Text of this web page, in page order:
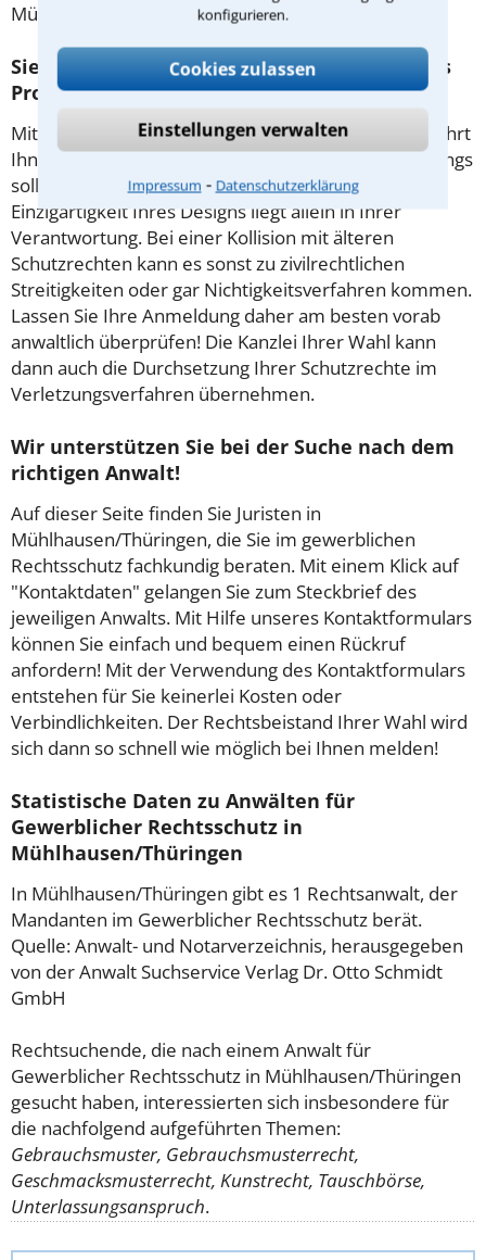
konfigurieren.
Cookies zulassen
Einstellungen verwalten
Impressum ⁃ Datenschutzerklärung
Mühlhausen/Thüringeneinholen.
Sie möchten Farbe, Form oder Material Ihres
Produktes schützen?
Mit der Eintragung eines Geschmacksmusters gewährt
Ihnen das DPMA ein Monopol auf Ihr Design. Allerdings
sollten sie vorsichtig sein: Die Recherche über die
Einzigartigkeit Ihres Designs liegt allein in Ihrer
Verantwortung. Bei einer Kollision mit älteren
Schutzrechten kann es sonst zu zivilrechtlichen
Streitigkeiten oder gar Nichtigkeitsverfahren kommen.
Lassen Sie Ihre Anmeldung daher am besten vorab
anwaltlich überprüfen! Die Kanzlei Ihrer Wahl kann
dann auch die Durchsetzung Ihrer Schutzrechte im
Verletzungsverfahren übernehmen.
Wir unterstützen Sie bei der Suche nach dem
richtigen Anwalt!
Auf dieser Seite finden Sie Juristen in
Mühlhausen/Thüringen, die Sie im gewerblichen
Rechtsschutz fachkundig beraten. Mit einem Klick auf
"Kontaktdaten" gelangen Sie zum Steckbrief des
jeweiligen Anwalts. Mit Hilfe unseres Kontaktformulars
können Sie einfach und bequem einen Rückruf
anfordern! Mit der Verwendung des Kontaktformulars
entstehen für Sie keinerlei Kosten oder
Verbindlichkeiten. Der Rechtsbeistand Ihrer Wahl wird
sich dann so schnell wie möglich bei Ihnen melden!
Statistische Daten zu Anwälten für
Gewerblicher Rechtsschutz in
Mühlhausen/Thüringen
In Mühlhausen/Thüringen gibt es 1 Rechtsanwalt, der
Mandanten im Gewerblicher Rechtsschutz berät.
Quelle: Anwalt- und Notarverzeichnis, herausgegeben
von der Anwalt Suchservice Verlag Dr. Otto Schmidt
GmbH
Rechtsuchende, die nach einem Anwalt für
Gewerblicher Rechtsschutz in Mühlhausen/Thüringen
gesucht haben, interessierten sich insbesondere für
die nachfolgend aufgeführten Themen:
Gebrauchsmuster, Gebrauchsmusterrecht,
Geschmacksmusterrecht, Kunstrecht, Tauschbörse,
Unterlassungsanspruch.